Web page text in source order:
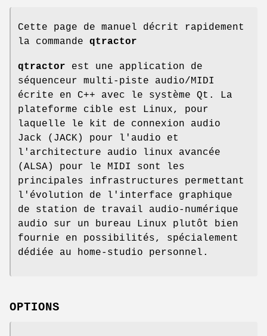
Cette page de manuel décrit rapidement
la commande qtractor
qtractor est une application de
séquenceur multi-piste audio/MIDI
écrite en C++ avec le système Qt. La
plateforme cible est Linux, pour
laquelle le kit de connexion audio
Jack (JACK) pour l'audio et
l'architecture audio linux avancée
(ALSA) pour le MIDI sont les
principales infrastructures permettant
l'évolution de l'interface graphique
de station de travail audio-numérique
audio sur un bureau Linux plutôt bien
fournie en possibilités, spécialement
dédiée au home-studio personnel.
OPTIONS